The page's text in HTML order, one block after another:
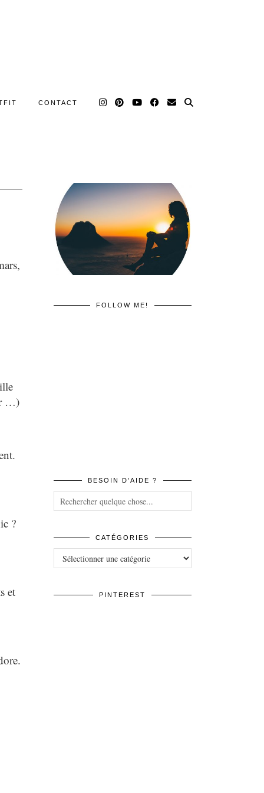
CONTACT
…)
?
et
FOLLOW ME!
BESOIN D’AIDE ?
CATÉGORIES
Catégories
PINTEREST